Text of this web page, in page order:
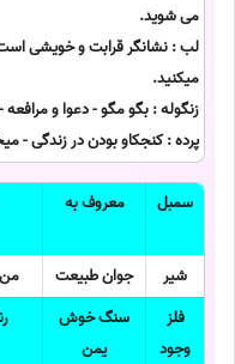
می شوید.
لب : نشانگر قرابت و خویشی است -
میکنید.
زنگوله : بگو مگو - دعوا و
پرده : کنجکاو بودن در زندگی -
سمبل معروف به
شیر
جوان طبیعت من
فلز
وجود
سنگ خوش
یمن